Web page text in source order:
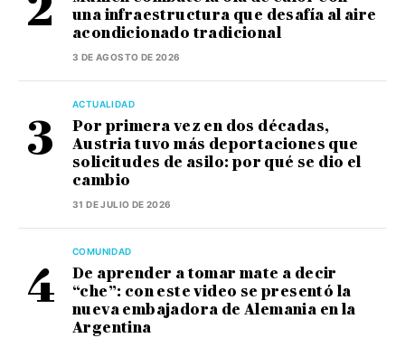
una infraestructura que desafía al aire
acondicionado tradicional
3 DE AGOSTO DE 2026
ACTUALIDAD
Por primera vez en dos décadas,
Austria tuvo más deportaciones que
solicitudes de asilo: por qué se dio el
cambio
31 DE JULIO DE 2026
COMUNIDAD
De aprender a tomar mate a decir
“che”: con este video se presentó la
nueva embajadora de Alemania en la
Argentina